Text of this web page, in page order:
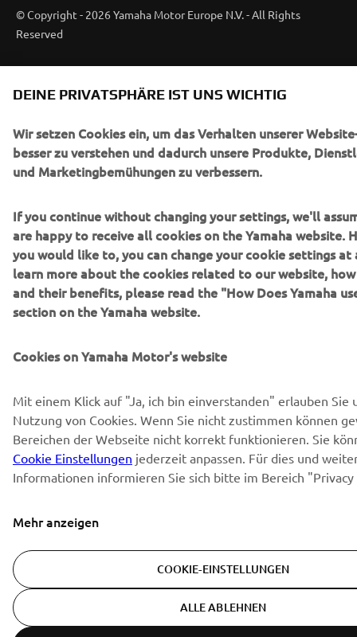
© Copyright - 2026 Yamaha Motor Europe N.V. - All Rights
Reserved
DEINE PRIVATSPHÄRE IST UNS WICHTIG
Wir setzen Cookies ein, um das Verhalten unserer
besser zu verstehen und dadurch unsere Produkte,
und Marketingbemühungen zu verbessern.
If you continue without changing your settings, we'll
are happy to receive all cookies on the Yamaha website.
you would like to, you can change your cookie settings at
learn more about the cookies related to our website,
and their benefits, please read the "How Does Yamaha
section on the Yamaha website.
Cookies on Yamaha Motor's website
Mit einem Klick auf "Ja, ich bin einverstanden" erlauben Sie
Nutzung von Cookies. Wenn Sie nicht zustimmen können
Bereichen der Webseite nicht korrekt funktionieren. Sie
Cookie Einstellungen jederzeit anpassen. Für dies und
Informationen informieren Sie sich bitte im Bereich "Privacy
Mehr anzeigen
COOKIE-EINSTELLUNGEN
ALLE ABLEHNEN